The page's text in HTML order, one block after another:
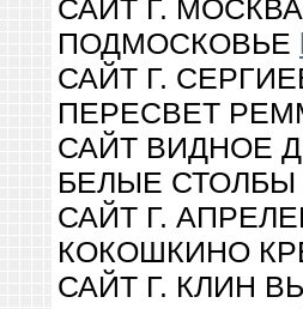
САЙТ Г.
ПОДМОСКОВЬЕ
САЙТ Г.
ПЕРЕСВЕТ
САЙТ ВИДНОЕ
БЕЛЫЕ СТОЛБЫ
САЙТ Г.
КОКОШКИНО
САЙТ Г. КЛИН